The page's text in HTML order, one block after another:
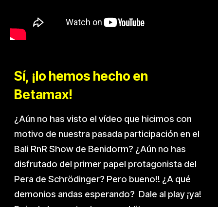
Sí, ¡lo hemos hecho en
Betamax!
¿Aún no has visto el vídeo que hicimos con
motivo de nuestra pasada participación en el
Bali RnR Show de Benidorm? ¿Aún no has
disfrutado del primer papel protagonista del
Pera de Schrödinger? Pero bueno!! ¿A qué
demonios andas esperando? Dale al play ¡ya!